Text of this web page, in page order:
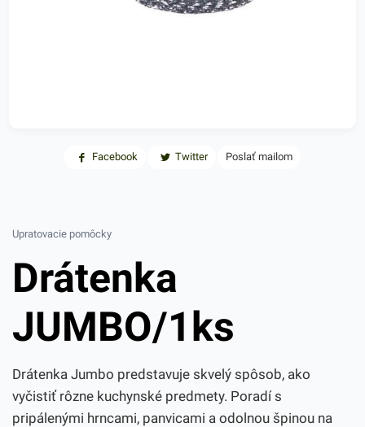
Facebook Twitter Poslať mailom
Upratovacie pomôcky
Drátenka
JUMBO/1ks
Drátenka Jumbo predstavuje skvelý spôsob, ako
vyčistiť rôzne kuchynské predmety. Poradí s
pripálenými hrncami, panvicami a odolnou špinou na